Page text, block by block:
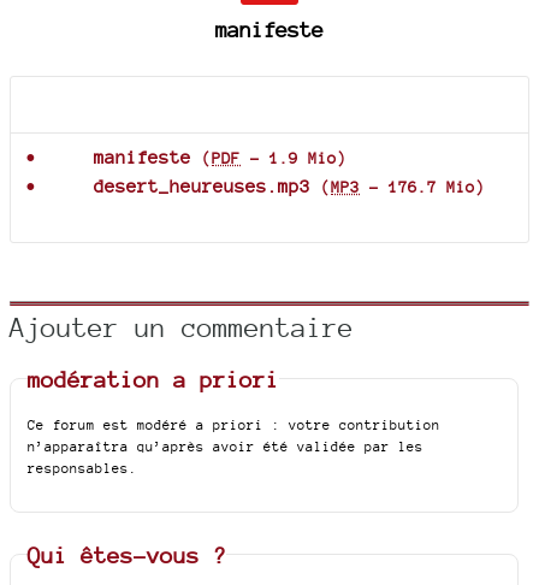
manifeste
manifeste (PDF - 1.9 Mio)
desert_heureuses.mp3 (MP3 - 176.7 Mio)
Ajouter un commentaire
modération a priori
Ce forum est modéré a priori : votre contribution
n’apparaîtra qu’après avoir été validée par les
responsables.
Qui êtes-vous ?